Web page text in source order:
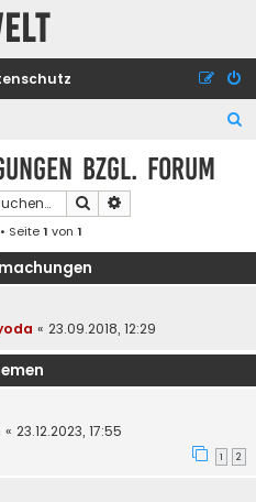
bzgl. Forum
Suche
Seite1 von 1
« 23.09.2018, 12:29
« 23.12.2023, 17:55
1 2